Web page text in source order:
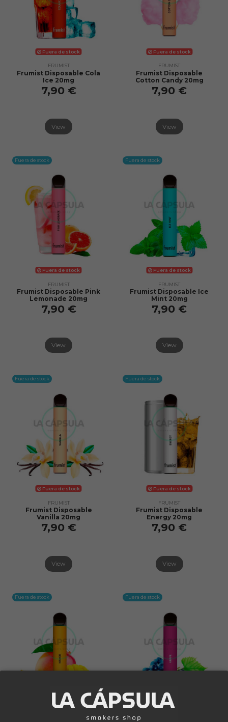
Fuera de stock
FRUMIST
Frumist Disposable Cola
Ice 20mg
7,90 €
View
Fuera de stock
FRUMIST
Frumist Disposable
Cotton Candy 20mg
7,90 €
View
Fuera de stock
Fuera de stock
FRUMIST
Frumist Disposable Pink
Lemonade 20mg
7,90 €
View
Fuera de stock
Fuera de stock
FRUMIST
Frumist Disposable Ice
Mint 20mg
7,90 €
View
Fuera de stock
Fuera de stock
FRUMIST
Frumist Disposable
Vanilla 20mg
7,90 €
View
Fuera de stock
Fuera de stock
FRUMIST
Frumist Disposable
Energy 20mg
7,90 €
View
Fuera de stock
Fuera de stock
Fuera de stock
Fuera de stock